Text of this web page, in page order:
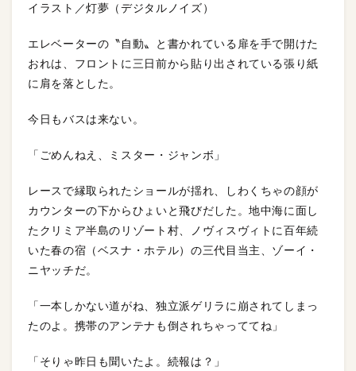
イラスト／灯夢（デジタルノイズ）
エレベーターの〝自動〟と書かれている扉を手で開けた
おれは、フロントに三日前から貼り出されている張り紙
に肩を落とした。
今日もバスは来ない。
「ごめんねえ、ミスター・ジャンボ」
レースで縁取られたショールが揺れ、しわくちゃの顔が
カウンターの下からひょいと飛びだした。地中海に面し
たクリミア半島のリゾート村、ノヴィスヴィトに百年続
いた春の宿（ベスナ・ホテル）の三代目当主、ゾーイ・
ニヤッチだ。
「一本しかない道がね、独立派ゲリラに崩されてしまっ
たのよ。携帯のアンテナも倒されちゃっててね」
「そりゃ昨日も聞いたよ。続報は？」